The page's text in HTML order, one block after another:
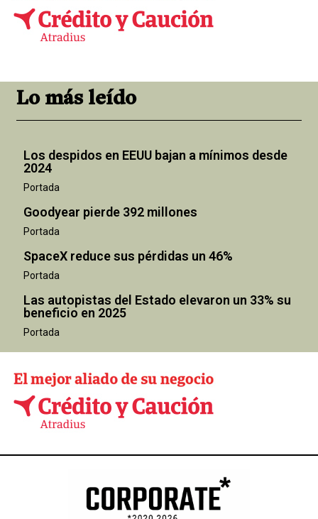
Lo más leído
Los despidos en EEUU bajan a mínimos desde
2024
Portada
Goodyear pierde 392 millones
Portada
SpaceX reduce sus pérdidas un 46%
Portada
Las autopistas del Estado elevaron un 33% su
beneficio en 2025
Portada